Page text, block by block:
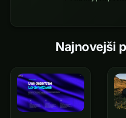
oeradio.at –
Najnovejši